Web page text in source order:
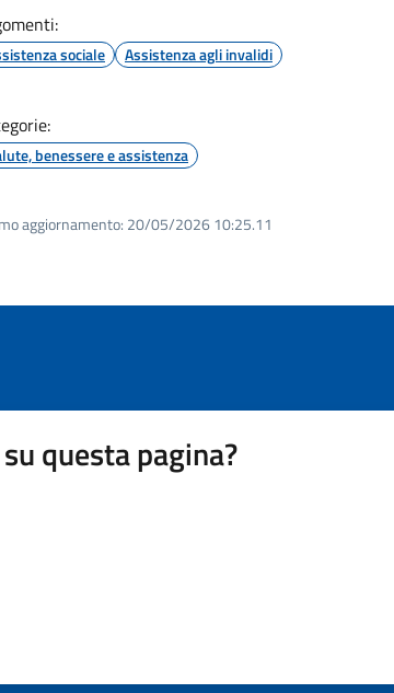
sociale Assistenza agli invalidi
benessere e assistenza
aggiornamento: 20/05/2026 10:25.11
questa pagina?